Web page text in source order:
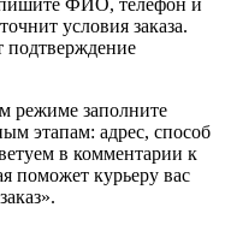
условия заказа.
подтверждение
режиме заполните
этапам: адрес, способ
в комментарии к
поможет курьеру вас